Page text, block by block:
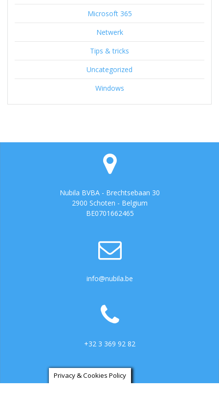
Microsoft 365
Netwerk
Tips & tricks
Uncategorized
Windows
Nubila BVBA - Brechtsebaan 30
2900 Schoten - Belgium
BE0701662465
info@nubila.be
+32 3 369 92 82
Privacy & Cookies Policy